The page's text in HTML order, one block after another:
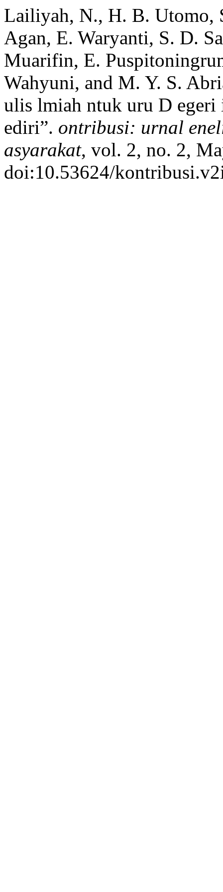
Lailiyah, N., H. B. Utomo,
Agan, E. Waryanti, S. D.
Muarifin, E.
Wahyuni, and M. Y. S.
ulis lmiah ntuk uru D egeri
ediri”. ontribusi: urnal
asyarakat, vol. 2, no. 2,
doi:10.53624/